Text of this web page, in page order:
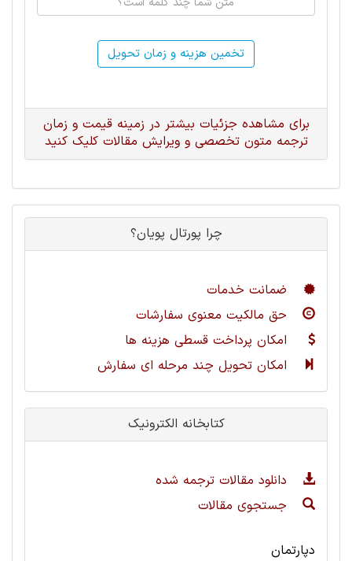
تخمین هزینه و زمان تحویل
برای مشاهده جزئیات بیشتر در زمینه قیمت و زمان
ترجمه متون تخصصی و ویرایش مقالات کلیک کنید
چرا پورتال پویان؟
ضمانت خدمات
حق مالکیت معنوی سفارشات
امکان پرداخت قسطی هزینه ها
امکان تحویل چند مرحله ای سفارش
کتابخانه الکترونیک
دانلود مقالات ترجمه شده
جستجوی مقالات
دپارتمان